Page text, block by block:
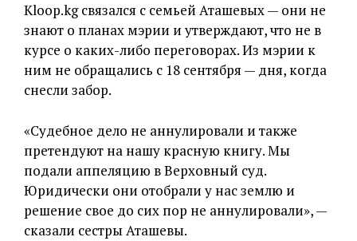
Kloop.kg связался с семьей Аташевых — они не
знают о планах мэрии и утверждают, что не в
курсе о каких-либо переговорах. Из мэрии к
ним не обращались с 18 сентября — дня, когда
снесли забор.
«Судебное дело не аннулировали и также
претендуют на нашу красную книгу. Мы
подали аппеляцию в Верховный суд.
Юридически они отобрали у нас землю и
решение свое до сих пор не аннулировали», —
сказали сестры Аташевы.